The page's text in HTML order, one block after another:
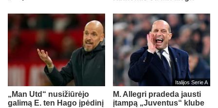
„Man Utd“ nusižiūrėjo
galimą E. ten Hago įpėdinį
Italijos Serie A
M. Allegri pradeda jausti
įtampą „Juventus“ klube